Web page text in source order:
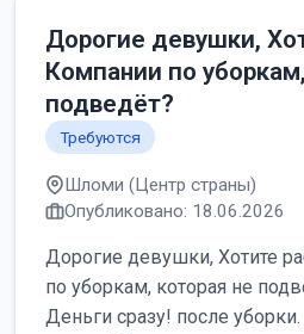
Дорогие девушки,
Компании по
подведёт?
Требуются
Шломи (Центр страны)
Опубликовано: 18.06.2026
Дорогие девушки, Хотите
по уборкам, которая не
Деньги сразу! после